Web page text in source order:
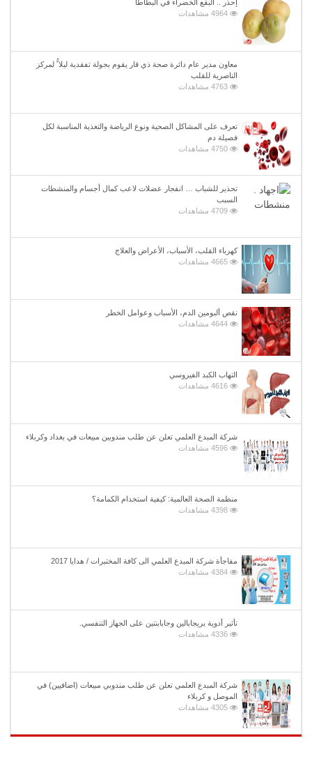
إحذر .. البقع الخضراء في البطاطا
4964 مشاهدات
معاون مدير عام دائرة صحة ذي قار يقوم بجولة تفقدية ليلا ًُ لمركز
الناصرية للقلب
4763 مشاهدات
تعرف على المشاكل الصحية ونوع الرياضة والتغذية المناسبة لكل
فصيلة دم
4750 مشاهدات
تحذير للشباب … انفجار عضلات لاعب كمال أجسام والمنشطات
السبب
4709 مشاهدات
كهرباء القلب، الأسباب، الأعراض والعلاج
4665 مشاهدات
نقص ألبومين الدم، الأسباب وعوامل الخطر
4644 مشاهدات
التهاب الكبد الفيروسي
4616 مشاهدات
شركة المبدع العلمي تعلن عن طلب مندوبين مبيعات في بغداد وكربلاء
4596 مشاهدات
منظمة الصحة العالمية: كيفية استخدام الكمامة؟
4398 مشاهدات
مفاجأة شركة المبدع العلمي الى كافة المختبرات / هدايا 2017
4384 مشاهدات
تأثير أدوية بريجابالين وجابابنتين على الجهاز التنفسي.
4336 مشاهدات
شركة المبدع العلمي تعلن عن طلب مندوبي مبيعات (اضافيين) في
الموصل و كربلاء
4305 مشاهدات